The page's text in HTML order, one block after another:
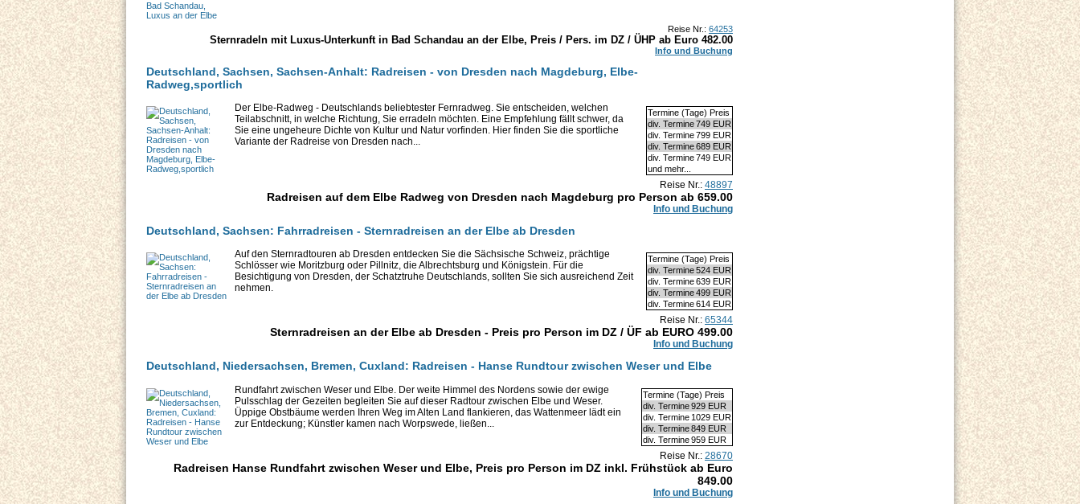
Reise Nr.: 64253
Sternradeln mit Luxus-Unterkunft in Bad Schandau an der Elbe, Preis / Pers. im DZ / ÜHP ab Euro 482.00
Info und Buchung
Deutschland, Sachsen, Sachsen-Anhalt: Radreisen - von Dresden nach Magdeburg, Elbe-
Radweg,sportlich
Termine (Tage) Preis
div. Termine749 EUR
div. Termine799 EUR
div. Termine689 EUR
div. Termine749 EUR
und mehr...
Der Elbe-Radweg - Deutschlands beliebtester Fernradweg. Sie entscheiden, welchen
Teilabschnitt, in welche Richtung, Sie erradeln möchten. Eine Empfehlung fällt schwer, da
Sie eine ungeheure Dichte von Kultur und Natur vorfinden. Hier finden Sie die sportliche
Variante der Radreise von Dresden nach...
Reise Nr.: 48897
Radreisen auf dem Elbe Radweg von Dresden nach Magdeburg pro Person ab 659.00
Info und Buchung
Deutschland, Sachsen: Fahrradreisen - Sternradreisen an der Elbe ab Dresden
Termine (Tage) Preis
div. Termine524 EUR
div. Termine639 EUR
div. Termine499 EUR
div. Termine614 EUR
Auf den Sternradtouren ab Dresden entdecken Sie die Sächsische Schweiz, prächtige
Schlösser wie Moritzburg oder Pillnitz, die Albrechtsburg und Königstein. Für die
Besichtigung von Dresden, der Schatztruhe Deutschlands, sollten Sie sich ausreichend Zeit
nehmen.
Reise Nr.: 65344
Sternradreisen an der Elbe ab Dresden - Preis pro Person im DZ / ÜF ab EURO 499.00
Info und Buchung
Deutschland, Niedersachsen, Bremen, Cuxland: Radreisen - Hanse Rundtour zwischen Weser und Elbe
Termine (Tage) Preis
div. Termine929 EUR
div. Termine 1029 EUR
div. Termine849 EUR
div. Termine959 EUR
Rundfahrt zwischen Weser und Elbe. Der weite Himmel des Nordens sowie der ewige
Pulsschlag der Gezeiten begleiten Sie auf dieser Radtour zwischen Elbe und Weser.
Üppige Obstbäume werden Ihren Weg im Alten Land flankieren, das Wattenmeer lädt ein
zur Entdeckung; Künstler kamen nach Worpswede, ließen...
Reise Nr.: 28670
Radreisen Hanse Rundfahrt zwischen Weser und Elbe, Preis pro Person im DZ inkl. Frühstück ab Euro
849.00
Info und Buchung